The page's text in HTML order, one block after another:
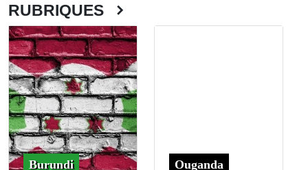
RUBRIQUES
Burundi Ouganda